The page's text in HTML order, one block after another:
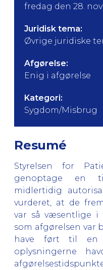
fredag den 28.
Juridisk tema:
Øvrige juridiske
Afgørelse:
Enig i afgørelse
Kategori:
Sygdom/Misbrug
Resumé
Styrelsen for
genoptage en
midlertidig
vurderet, at de
var så væsentlige i
som afgørelsen var
have ført til en
oplysningerne